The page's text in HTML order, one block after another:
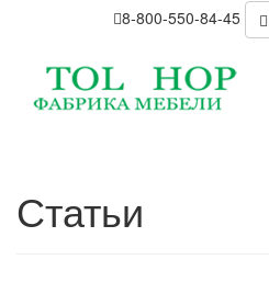
8-800-550-84-45
Статьи